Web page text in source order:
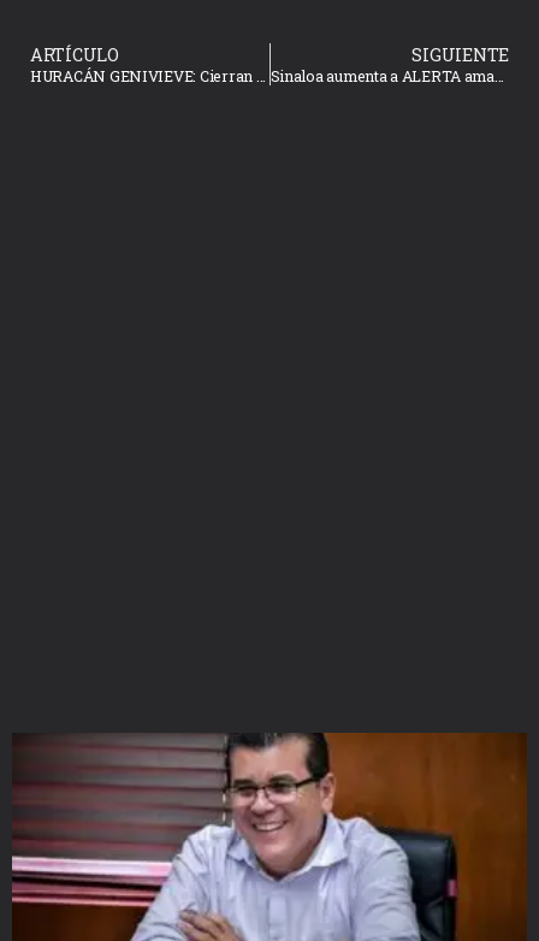
ARTÍCULO
HURACÁN GENIVIEVE: Cierran a la navegación el puerto de Mazatlán
SIGUIENTE
Sinaloa aumenta a ALERTA amarilla por huracán “Genevieve”